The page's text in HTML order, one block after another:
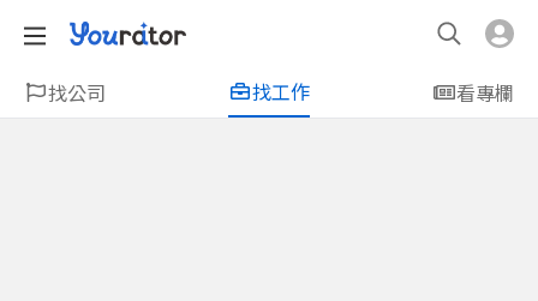
找公司 找工作 看專欄